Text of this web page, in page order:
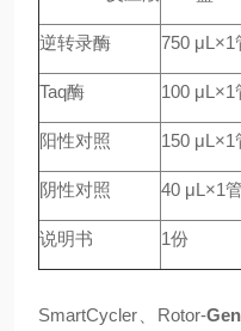
逆转录酶 750 μL×1
Taq酶 100 μL×1
阳性对照 150 μL×1
阴性对照 40 μL×1管
说明书 1份
SmartCycler、Rotor-